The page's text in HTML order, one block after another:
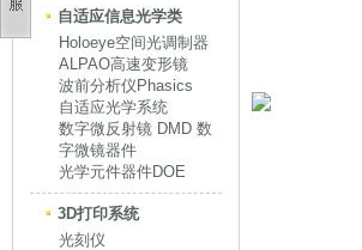
自适应信息光学类
Holoeye空间光调制器
ALPAO高速变形镜
波前分析仪Phasics
自适应光学系统
数字微反射镜 DMD 数
字微镜器件
光学元件器件DOE
3D打印系统
光刻仪